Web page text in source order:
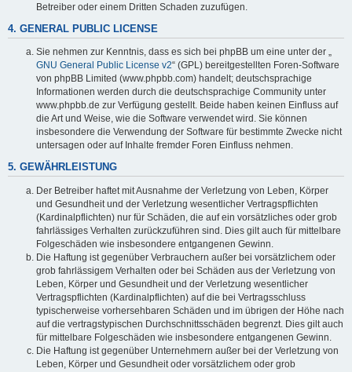
Betreiber oder einem Dritten Schaden zuzufügen.
4. GENERAL PUBLIC LICENSE
Sie nehmen zur Kenntnis, dass es sich bei phpBB um eine unter der „
GNU General Public License v2“ (GPL) bereitgestellten Foren-Software
von phpBB Limited (www.phpbb.com) handelt; deutschsprachige
Informationen werden durch die deutschsprachige Community unter
www.phpbb.de zur Verfügung gestellt. Beide haben keinen Einfluss auf
die Art und Weise, wie die Software verwendet wird. Sie können
insbesondere die Verwendung der Software für bestimmte Zwecke nicht
untersagen oder auf Inhalte fremder Foren Einfluss nehmen.
5. GEWÄHRLEISTUNG
Der Betreiber haftet mit Ausnahme der Verletzung von Leben, Körper
und Gesundheit und der Verletzung wesentlicher Vertragspflichten
(Kardinalpflichten) nur für Schäden, die auf ein vorsätzliches oder grob
fahrlässiges Verhalten zurückzuführen sind. Dies gilt auch für mittelbare
Folgeschäden wie insbesondere entgangenen Gewinn.
Die Haftung ist gegenüber Verbrauchern außer bei vorsätzlichem oder
grob fahrlässigem Verhalten oder bei Schäden aus der Verletzung von
Leben, Körper und Gesundheit und der Verletzung wesentlicher
Vertragspflichten (Kardinalpflichten) auf die bei Vertragsschluss
typischerweise vorhersehbaren Schäden und im übrigen der Höhe nach
auf die vertragstypischen Durchschnittsschäden begrenzt. Dies gilt auch
für mittelbare Folgeschäden wie insbesondere entgangenen Gewinn.
Die Haftung ist gegenüber Unternehmern außer bei der Verletzung von
Leben, Körper und Gesundheit oder vorsätzlichem oder grob